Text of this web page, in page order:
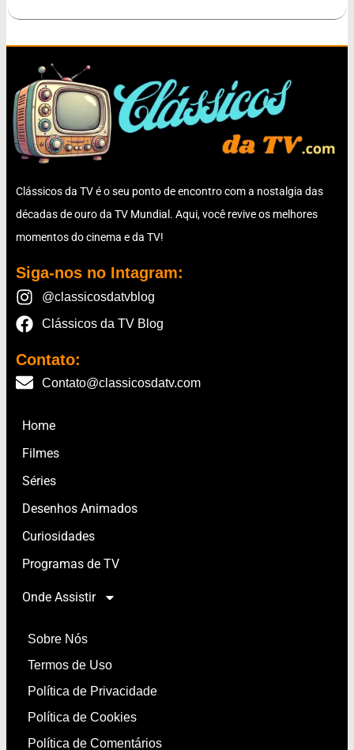
Clássicos da TV é o seu ponto de encontro com a nostalgia das
décadas de ouro da TV Mundial. Aqui, você revive os melhores
momentos do cinema e da TV!
Siga-nos no Intagram:
@classicosdatvblog
Clássicos da TV Blog
Contato:
Contato@classicosdatv.com
Home
Filmes
Séries
Desenhos Animados
Curiosidades
Programas de TV
Onde Assistir
Sobre Nós
Termos de Uso
Política de Privacidade
Política de Cookies
Política de Comentários